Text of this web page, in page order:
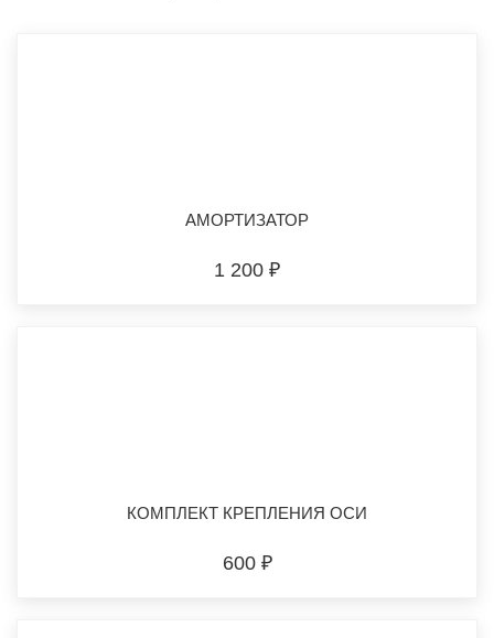
АМОРТИЗАТОР
1 200 ₽
КОМПЛЕКТ КРЕПЛЕНИЯ ОСИ
600 ₽